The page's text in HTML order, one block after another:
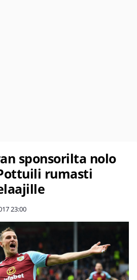
sponsorilta nolo
rumasti
23:00